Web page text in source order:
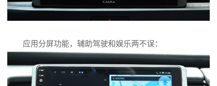
应用分屏功能，辅助驾驶和娱乐两不误：